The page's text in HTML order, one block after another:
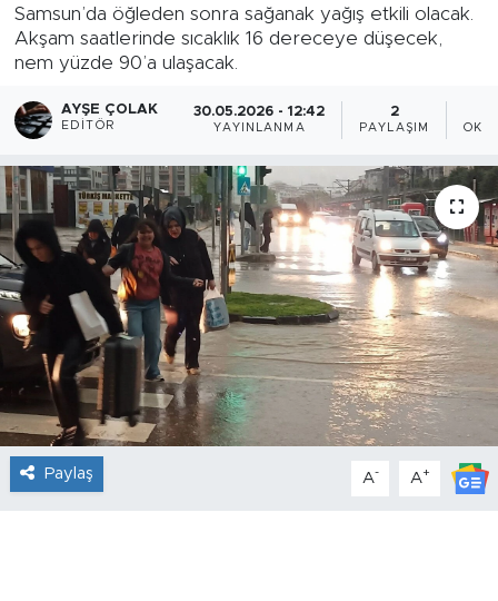
Samsun’da öğleden sonra sağanak yağış etkili olacak.
Akşam saatlerinde sıcaklık 16 dereceye düşecek,
nem yüzde 90’a ulaşacak.
AYŞE ÇOLAK
EDITÖR
30.05.2026 - 12:42
YAYINLANMA
2
PAYLAŞIM
Paylaş A- A+
Tüm Manşetler
Son Dakika Haberleri